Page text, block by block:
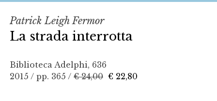
Patrick Leigh Fermor
La strada interrotta
Biblioteca Adelphi, 636
2015 / pp. 365 / € 24,00 € 22,80